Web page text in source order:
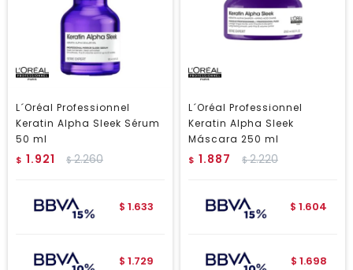
L´Oréal Professionnel
Keratin Alpha Sleek Sérum
50 ml
$ 1.921 $2.260
$ 1.633
$ 1.729
L´Oréal Professionnel
Keratin Alpha Sleek
Máscara 250 ml
$ 1.887 $2.220
$ 1.604
$ 1.698